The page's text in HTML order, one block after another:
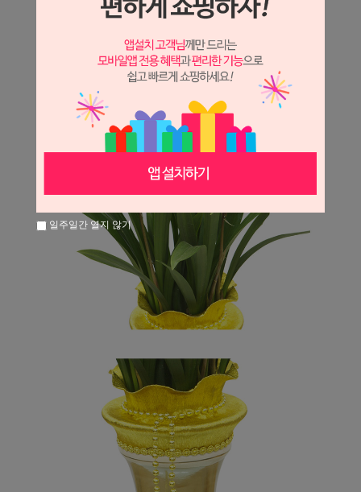
일주일간 열지 않기